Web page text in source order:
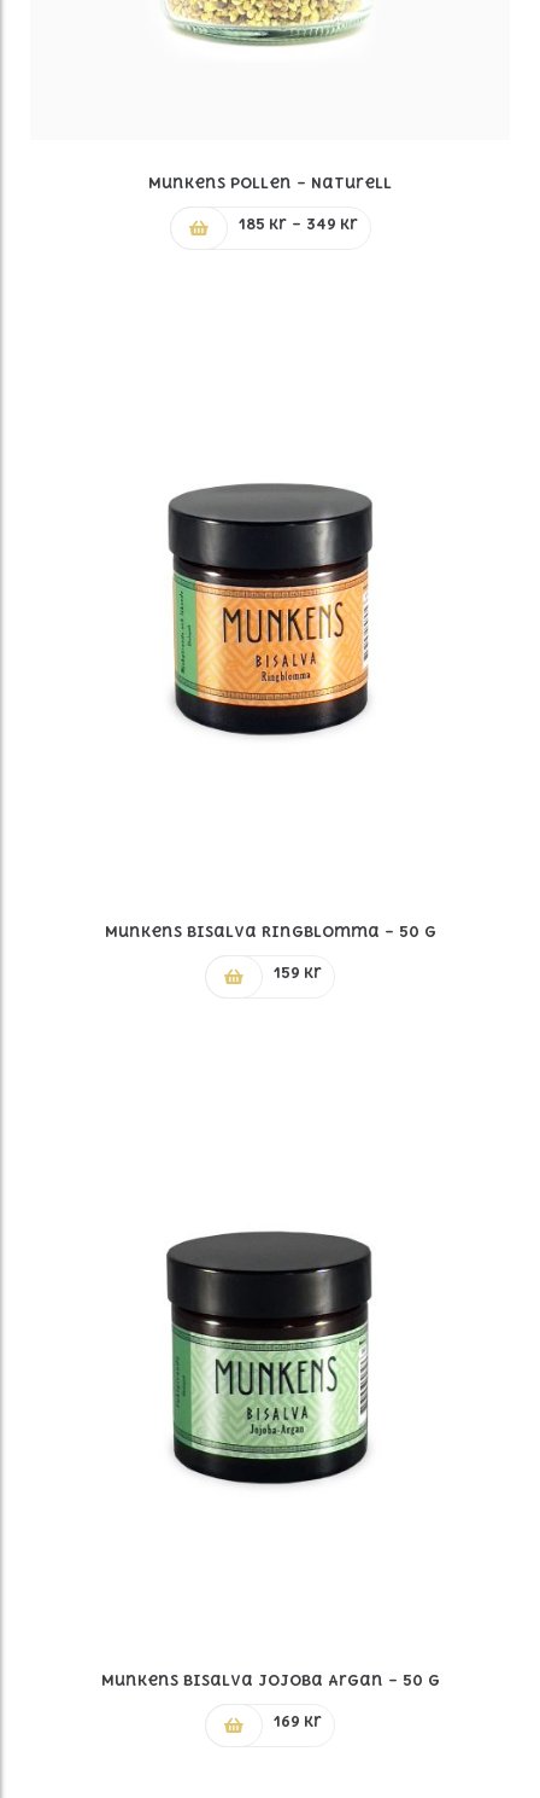
Munkens Pollen – Naturell
185 kr – 349 krPrisintervall:
Munkens Bisalva Ringblomma – 50 G
159 kr
Munkens Bisalva Jojoba Argan – 50 G
169 kr